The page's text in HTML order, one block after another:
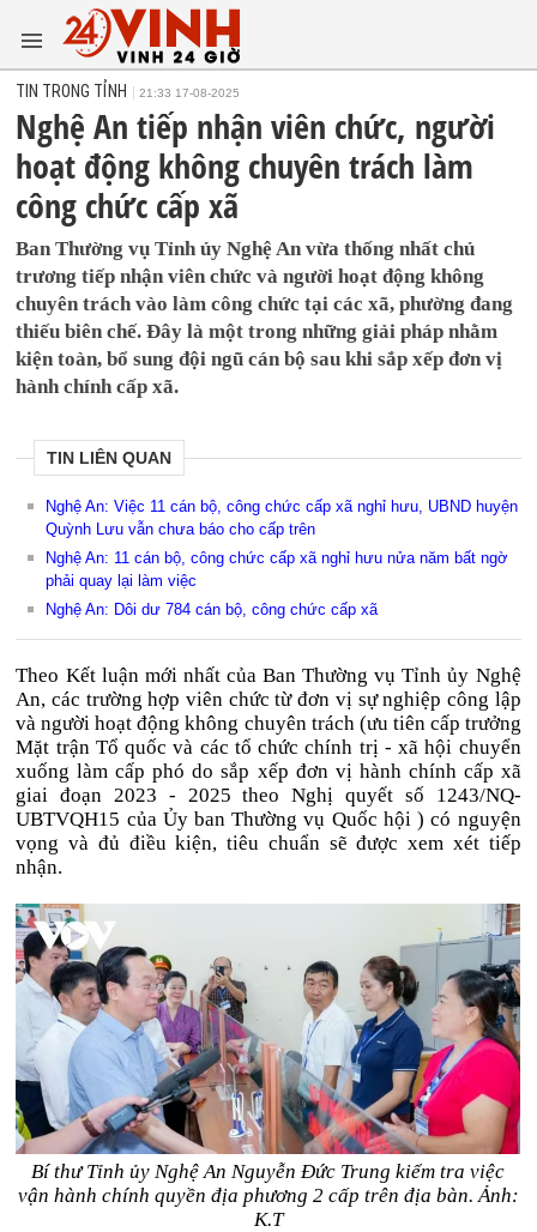
TIN TRONG TỈNH 21:33 17-08-2025
Nghệ An tiếp nhận viên chức, người
hoạt động không chuyên trách làm
công chức cấp xã
Ban Thường vụ Tỉnh ủy Nghệ An vừa thống nhất chủ
trương tiếp nhận viên chức và người hoạt động không
chuyên trách vào làm công chức tại các xã, phường đang
thiếu biên chế. Đây là một trong những giải pháp nhằm
kiện toàn, bổ sung đội ngũ cán bộ sau khi sắp xếp đơn vị
hành chính cấp xã.
TIN LIÊN QUAN
Nghệ An: Việc 11 cán bộ, công chức cấp xã nghỉ hưu, UBND huyện
Quỳnh Lưu vẫn chưa báo cho cấp trên
Nghệ An: 11 cán bộ, công chức cấp xã nghỉ hưu nửa năm bất ngờ
phải quay lại làm việc
Nghệ An: Dôi dư 784 cán bộ, công chức cấp xã
Theo Kết luận mới nhất của Ban Thường vụ Tỉnh ủy Nghệ
An, các trường hợp viên chức từ đơn vị sự nghiệp công lập
và người hoạt động không chuyên trách (ưu tiên cấp trưởng
Mặt trận Tổ quốc và các tổ chức chính trị - xã hội chuyển
xuống làm cấp phó do sắp xếp đơn vị hành chính cấp xã
giai đoạn 2023 - 2025 theo Nghị quyết số 1243/NQ-
UBTVQH15 của Ủy ban Thường vụ Quốc hội ) có nguyện
vọng và đủ điều kiện, tiêu chuẩn sẽ được xem xét tiếp
nhận.
Bí thư Tỉnh ủy Nghệ An Nguyễn Đức Trung kiểm tra việc
vận hành chính quyền địa phương 2 cấp trên địa bàn. Ảnh:
K.T